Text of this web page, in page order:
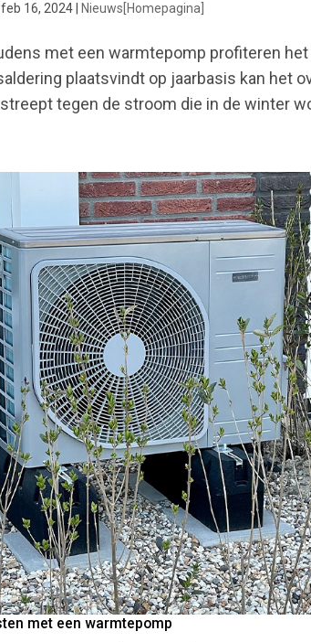
|feb 16, 2024 Nieuws[Homepagina]
met een warmtepomp profiteren
plaatsvindt op jaarbasis kan het
tegen de stroom die in de winter
met een warmtepomp